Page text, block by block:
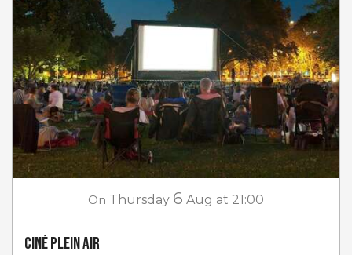
On Thursday 6 Aug at 21:00
Ciné plein air